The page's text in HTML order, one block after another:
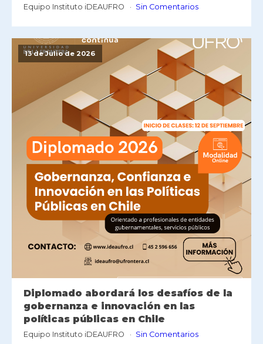
Equipo Instituto iDEAUFRO Sin Comentarios
13 de Julio de 2026
Diplomado abordará los desafíos de la
gobernanza e innovación en las
políticas públicas en Chile
Equipo Instituto iDEAUFRO Sin Comentarios